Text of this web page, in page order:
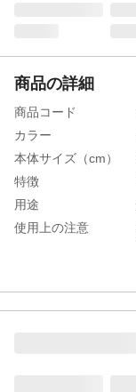
商品の詳細
商品コード
カラー
本体サイズ（cm）
特徴
用途
使用上の注意
入数
材質